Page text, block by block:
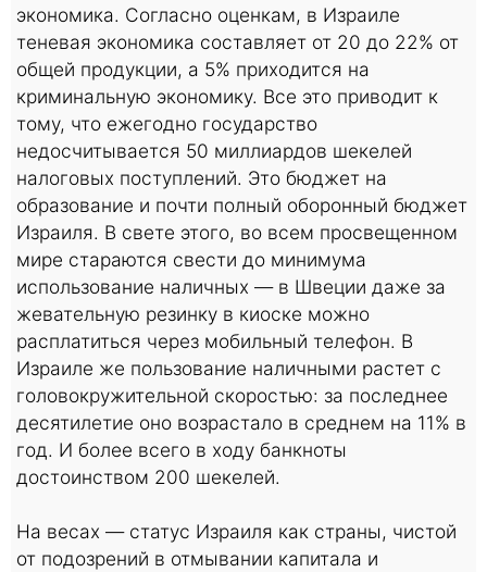
экономика. Согласно оценкам, в Израиле
теневая экономика составляет от 20 до 22% от
общей продукции, а 5% приходится на
криминальную экономику. Все это приводит к
тому, что ежегодно государство
недосчитывается 50 миллиардов шекелей
налоговых поступлений. Это бюджет на
образование и почти полный оборонный бюджет
Израиля. В свете этого, во всем просвещенном
мире стараются свести до минимума
использование наличных — в Швеции даже за
жевательную резинку в киоске можно
расплатиться через мобильный телефон. В
Израиле же пользование наличными растет с
головокружительной скоростью: за последнее
десятилетие оно возрастало в среднем на 11% в
год. И более всего в ходу банкноты
достоинством 200 шекелей.
На весах — статус Израиля как страны, чистой
от подозрений в отмывании капитала и